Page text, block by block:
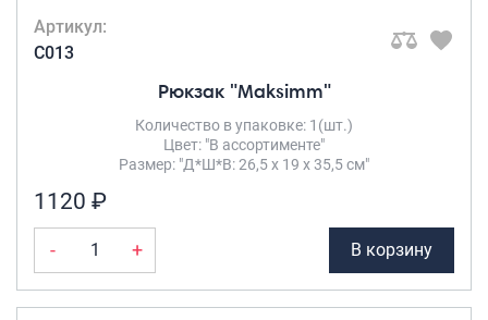
Артикул:
C013
Рюкзак "Maksimm"
Количество в упаковке: 1(шт.)
Цвет: "В ассортименте"
Размер: "Д*Ш*В: 26,5 х 19 х 35,5 см"
1120 ₽
- + В корзину